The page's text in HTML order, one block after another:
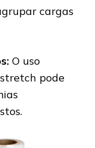
cargas
O uso
pode